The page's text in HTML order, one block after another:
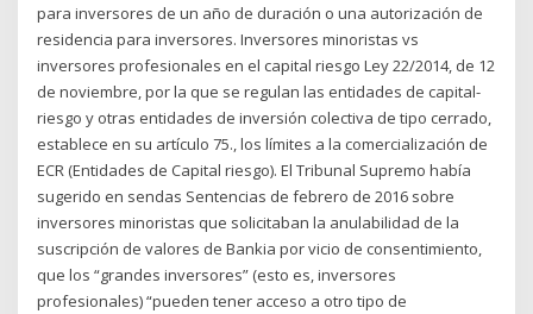
para inversores de un año de duración o una autorización de
residencia para inversores. Inversores minoristas vs
inversores profesionales en el capital riesgo Ley 22/2014, de 12
de noviembre, por la que se regulan las entidades de capital-
riesgo y otras entidades de inversión colectiva de tipo cerrado,
establece en su artículo 75., los límites a la comercialización de
ECR (Entidades de Capital riesgo). El Tribunal Supremo había
sugerido en sendas Sentencias de febrero de 2016 sobre
inversores minoristas que solicitaban la anulabilidad de la
suscripción de valores de Bankia por vicio de consentimiento,
que los “grandes inversores” (esto es, inversores
profesionales) “pueden tener acceso a otro tipo de